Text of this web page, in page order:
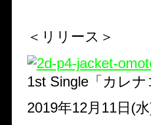
＜リリース＞
1st Single「カレナ
2019年12月11日(